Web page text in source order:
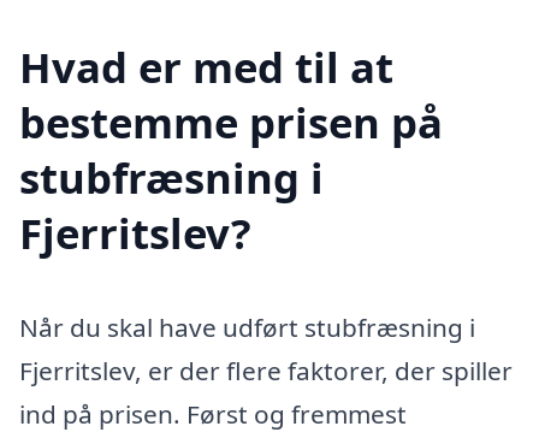
Hvad er med til at
bestemme prisen på
stubfræsning i
Fjerritslev?
Når du skal have udført stubfræsning i
Fjerritslev, er der flere faktorer, der spiller
ind på prisen. Først og fremmest